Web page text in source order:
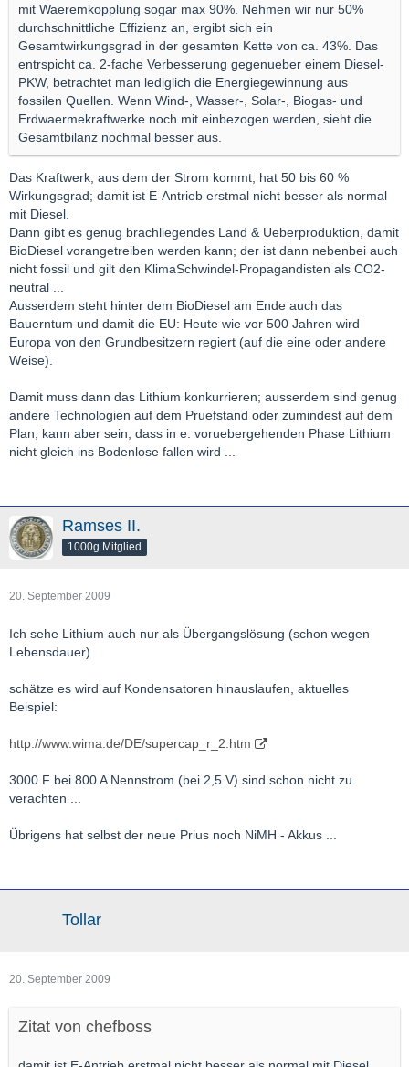
mit Waeremkopplung sogar max 90%. Nehmen wir nur 50%
durchschnittliche Effizienz an, ergibt sich ein
Gesamtwirkungsgrad in der gesamten Kette von ca. 43%. Das
entrspicht ca. 2-fache Verbesserung gegenueber einem Diesel-
PKW, betrachtet man lediglich die Energiegewinnung aus
fossilen Quellen. Wenn Wind-, Wasser-, Solar-, Biogas- und
Erdwaermekraftwerke noch mit einbezogen werden, sieht die
Gesamtbilanz nochmal besser aus.
Das Kraftwerk, aus dem der Strom kommt, hat 50 bis 60 %
Wirkungsgrad; damit ist E-Antrieb erstmal nicht besser als normal
mit Diesel.
Dann gibt es genug brachliegendes Land & Ueberproduktion, damit
BioDiesel vorangetreiben werden kann; der ist dann nebenbei auch
nicht fossil und gilt den KlimaSchwindel-Propagandisten als CO2-
neutral ...
Ausserdem steht hinter dem BioDiesel am Ende auch das
Bauerntum und damit die EU: Heute wie vor 500 Jahren wird
Europa von den Grundbesitzern regiert (auf die eine oder andere
Weise).
Damit muss dann das Lithium konkurrieren; ausserdem sind genug
andere Technologien auf dem Pruefstand oder zumindest auf dem
Plan; kann aber sein, dass in e. voruebergehenden Phase Lithium
nicht gleich ins Bodenlose fallen wird ...
Ramses II.
1000g Mitglied
20. September 2009
Ich sehe Lithium auch nur als Übergangslösung (schon wegen
Lebensdauer)
schätze es wird auf Kondensatoren hinauslaufen, aktuelles
Beispiel:
http://www.wima.de/DE/supercap_r_2.htm
3000 F bei 800 A Nennstrom (bei 2,5 V) sind schon nicht zu
verachten ...
Übrigens hat selbst der neue Prius noch NiMH - Akkus ...
Tollar
20. September 2009
Zitat von chefboss